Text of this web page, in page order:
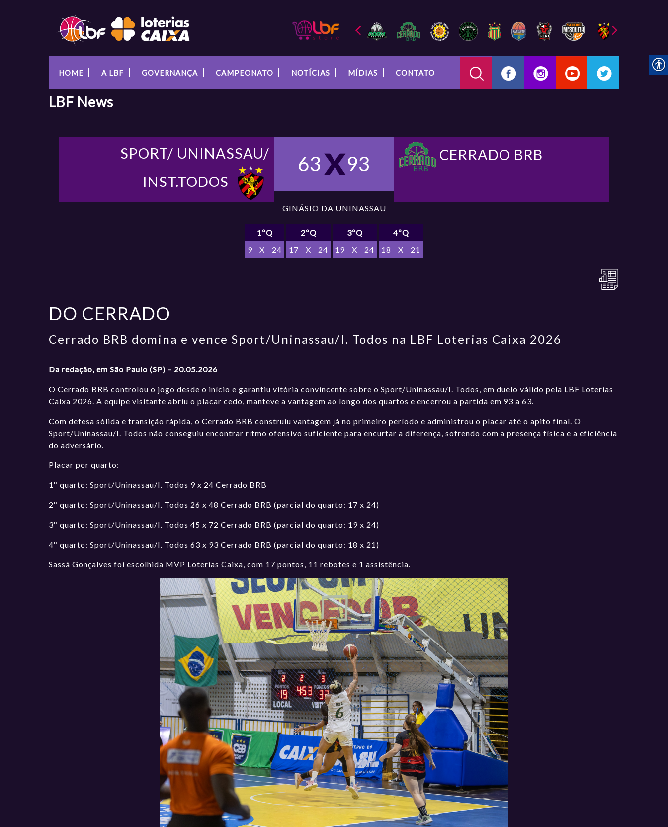
HOME A LBF GOVERNANÇA CAMPEONATO NOTÍCIAS MÍDIAS CONTATO
LBF News
SPORT/ UNINASSAU/
INST.TODOS
63 93 CERRADO BRB
GINÁSIO DA UNINASSAU
1ºQ
9
X 24
2ºQ
17
X 24
3ºQ
19
X 24
4ºQ
18
X 21
DO CERRADO
Cerrado BRB domina e vence Sport/Uninassau/I. Todos na LBF Loterias Caixa 2026
Da redação, em São Paulo (SP) – 20.05.2026
O Cerrado BRB controlou o jogo desde o início e garantiu vitória convincente sobre o Sport/Uninassau/I. Todos, em duelo válido pela LBF Loterias
Caixa 2026. A equipe visitante abriu o placar cedo, manteve a vantagem ao longo dos quartos e encerrou a partida em 93 a 63.
Com defesa sólida e transição rápida, o Cerrado BRB construiu vantagem já no primeiro período e administrou o placar até o apito final. O
Sport/Uninassau/I. Todos não conseguiu encontrar ritmo ofensivo suficiente para encurtar a diferença, sofrendo com a presença física e a eficiência
do adversário.
Placar por quarto:
1º quarto: Sport/Uninassau/I. Todos 9 x 24 Cerrado BRB
2º quarto: Sport/Uninassau/I. Todos 26 x 48 Cerrado BRB (parcial do quarto: 17 x 24)
3º quarto: Sport/Uninassau/I. Todos 45 x 72 Cerrado BRB (parcial do quarto: 19 x 24)
4º quarto: Sport/Uninassau/I. Todos 63 x 93 Cerrado BRB (parcial do quarto: 18 x 21)
Sassá Gonçalves foi escolhida MVP Loterias Caixa, com 17 pontos, 11 rebotes e 1 assistência.